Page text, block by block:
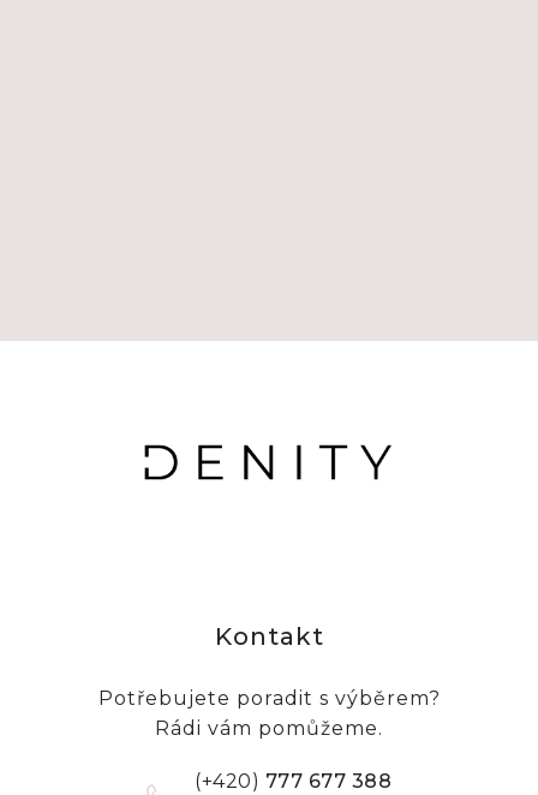
Kontakt
Potřebujete poradit s výběrem?
Rádi vám pomůžeme.
(+420) 777 677 388